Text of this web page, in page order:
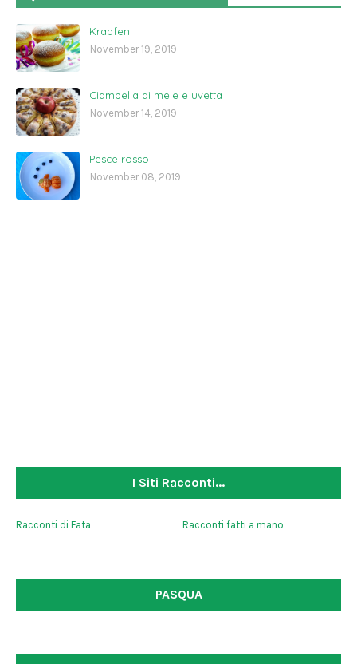
Krapfen
November 19, 2019
Ciambella di mele e uvetta
November 14, 2019
Pesce rosso
November 08, 2019
I Siti Racconti...
Racconti di Fata Racconti fatti a mano
PASQUA